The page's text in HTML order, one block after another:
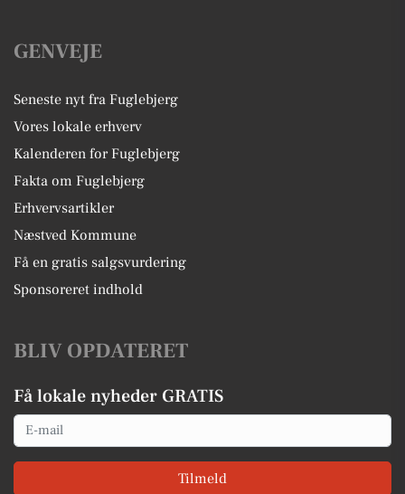
GENVEJE
Seneste nyt fra Fuglebjerg
Vores lokale erhverv
Kalenderen for Fuglebjerg
Fakta om Fuglebjerg
Erhvervsartikler
Næstved Kommune
Få en gratis salgsvurdering
Sponsoreret indhold
BLIV OPDATERET
Få lokale nyheder GRATIS
Email
Tilmeld